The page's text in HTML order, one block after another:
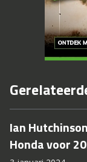
Ian
Honda voor